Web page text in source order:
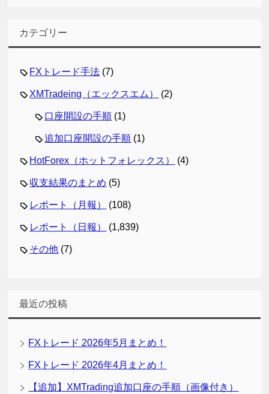
カテゴリー
FXトレード手法 (7)
XMTradeing（エックスエム） (2)
口座開設の手順 (1)
追加口座開設の手順 (1)
HotForex（ホットフォレックス） (4)
収支結果のまとめ (5)
レポート（月報） (108)
レポート（日報） (1,839)
その他 (7)
最近の投稿
FXトレード 2026年5月まとめ！
FXトレード 2026年4月まとめ！
【追加】XMTrading追加口座の手順（画像付き）